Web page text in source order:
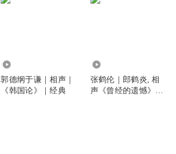
郭德纲于谦｜相声｜
《韩国论》｜经典
张鹤伦｜郎鹤炎, 相
声《曾经的遗憾》｜